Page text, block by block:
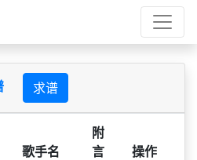
求谱
歌手名
附
言
操作